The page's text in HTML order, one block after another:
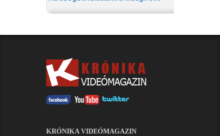
KRÓNIKA VIDEÓMAGAZIN